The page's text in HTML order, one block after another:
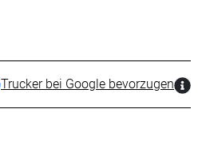
Trucker bei Google bevorzugen